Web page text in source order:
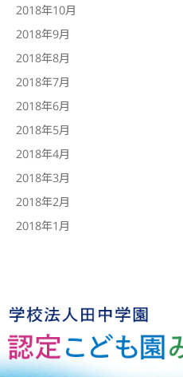
2018年10月
2018年9月
2018年8月
2018年7月
2018年6月
2018年5月
2018年4月
2018年3月
2018年2月
2018年1月